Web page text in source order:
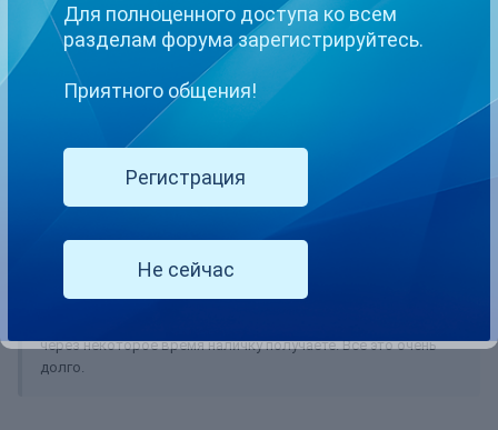
некоторое время наличку получаете. Все это очень долго.
Oika85
Да ну)) Наверное, 3 месаца ждать получения денег на руки.
через некоторое время наличку получаете. Все это очень
долго.
Для полноценного доступа ко всем
разделам форума зарегистрируйтесь.
Приятного общения!
Регистрация
Не сейчас